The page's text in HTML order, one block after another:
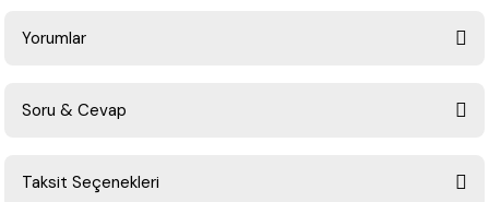
Yorumlar
Soru & Cevap
Taksit Seçenekleri